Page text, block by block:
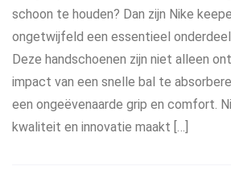
schoon te houden? Dan zijn Nike
ongetwijfeld een essentieel onderdeel
Deze handschoenen zijn niet alleen
impact van een snelle bal te
een ongeëvenaarde grip en comfort.
kwaliteit en innovatie maakt […]